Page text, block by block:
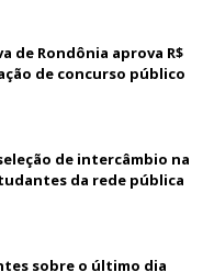
de Rondônia aprova R$
de concurso público
de intercâmbio na
da rede pública
sobre o último dia